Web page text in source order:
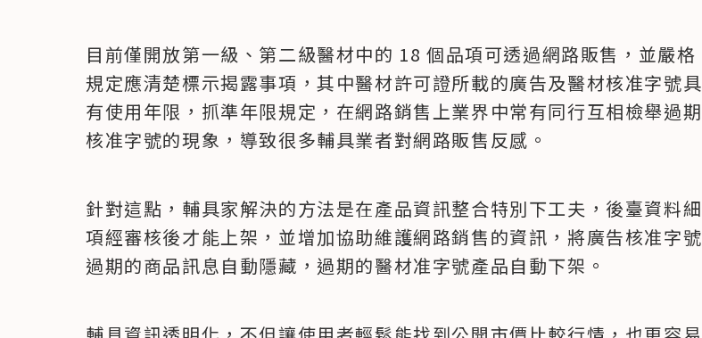
目前僅開放第一級、第二級醫材中的 18 個品項可透過網路販售，並嚴格
規定應清楚標示揭露事項，其中醫材許可證所載的廣告及醫材核准字號具
有使用年限，抓準年限規定，在網路銷售上業界中常有同行互相檢舉過期
核准字號的現象，導致很多輔具業者對網路販售反感。
針對這點，輔具家解決的方法是在產品資訊整合特別下工夫，後臺資料細
項經審核後才能上架，並增加協助維護網路銷售的資訊，將廣告核准字號
過期的商品訊息自動隱藏，過期的醫材准字號產品自動下架。